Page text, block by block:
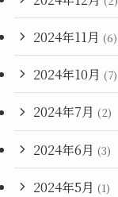
2024年11月 (6)
2024年10月 (7)
2024年7月 (2)
2024年6月 (3)
2024年5月 (1)